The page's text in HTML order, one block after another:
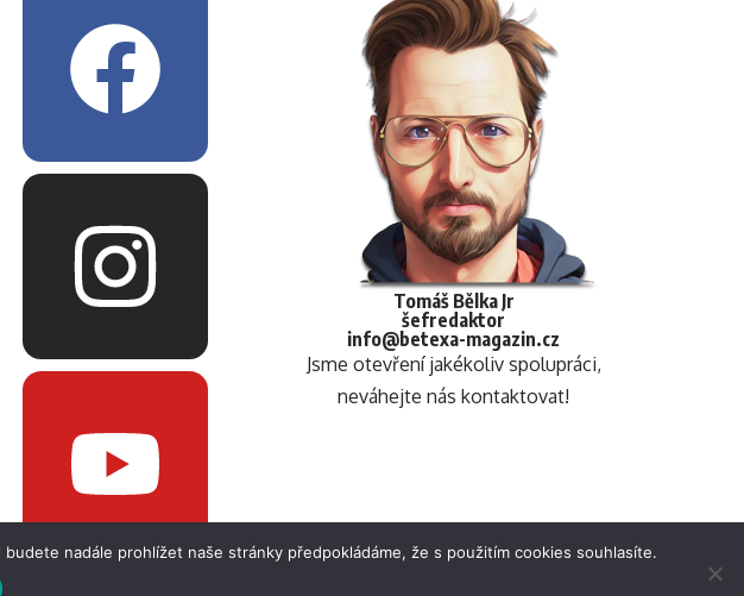
Tomáš Bělka Jr
šefredaktor
info@betexa-magazin.cz
Jsme otevření jakékoliv spolupráci,
neváhejte nás kontaktovat!
nadále prohlížet naše stránky předpokládáme, že s použitím cookies souhlasíte.